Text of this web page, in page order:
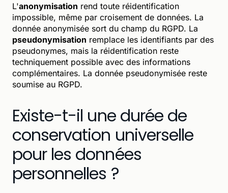
L'anonymisation rend toute réidentification
impossible, même par croisement de données. La
donnée anonymisée sort du champ du RGPD. La
pseudonymisation remplace les identifiants par des
pseudonymes, mais la réidentification reste
techniquement possible avec des informations
complémentaires. La donnée pseudonymisée reste
soumise au RGPD.
Existe-t-il une durée de
conservation universelle
pour les données
personnelles ?